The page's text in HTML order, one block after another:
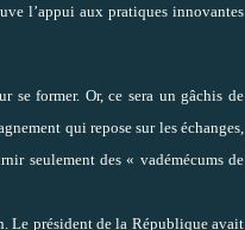
l’appui aux pratiques innovantes
se former. Or, ce sera un gâchis de
qui repose sur les échanges,
seulement des « vadémécums de
Le président de la République avait